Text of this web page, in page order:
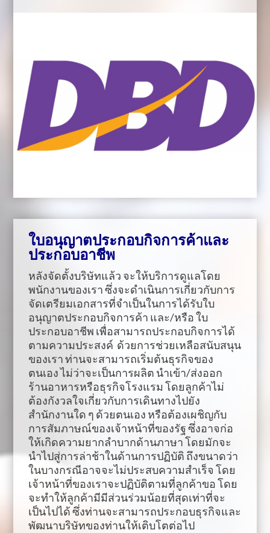
ใบอนุญาตประกอบกิจการค้าและ
ประกอบอาชีพ
หลังจัดตั้งบริษัทแล้ว จะให้บริการดูแลโดย
พนักงานของเรา ซึ่งจะดำเนินการเกี่ยวกับการ
จัดเตรียมเอกสารที่จำเป็นในการได้รับใบ
อนุญาตประกอบกิจการค้า และ/หรือ ใบ
ประกอบอาชีพ เพื่อสามารถประกอบกิจการได้
ตามความประสงค์ ด้วยการช่วยเหลือสนับสนุน
ของเรา ท่านจะสามารถเริ่มต้นธุรกิจของ
ตนเอง ไม่ว่าจะเป็นการผลิต นำเข้า/ส่งออก
ร้านอาหารหรือธุรกิจโรงแรม โดยลูกค้าไม่
ต้องกังวลใจเกี่ยวกับการเดินทางไปยัง
สำนักงานใด ๆ ด้วยตนเอง หรือต้องเผชิญกับ
การสัมภาษณ์ของเจ้าหน้าที่ของรัฐ ซึ่งอาจก่อ
ให้เกิดความยากลำบากด้านภาษา โดยมักจะ
นำไปสู่การล่าช้าในด้านการปฏิบัติ ถึงขนาดว่า
ในบางกรณีอาจจะไม่ประสบความสำเร็จ โดย
เจ้าหน้าที่ของเราจะปฏิบัติตามที่ลูกค้าขอ โดย
จะทำให้ลูกค้ามีมีส่วนร่วมน้อยที่สุดเท่าที่จะ
เป็นไปได้ ซึ่งท่านจะสามารถประกอบธุรกิจและ
พัฒนาบริษัทของท่านให้เติบโตต่อไป